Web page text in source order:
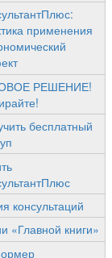
применения
РЕШЕНИЕ!
бесплатный
консультаций
«Главной книги»